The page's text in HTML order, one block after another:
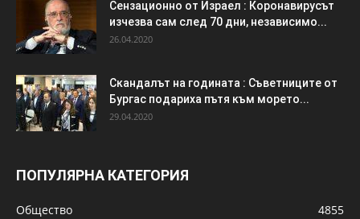
Сензационно от Израел : Коронавирусът
изчезва сам след 70 дни, независимо...
26.04.2020
Скандалът на годината : Съветниците от
Бургас подариха пътя към морето...
29.04.2020
ПОПУЛЯРНА КАТЕГОРИЯ
Общество
4855